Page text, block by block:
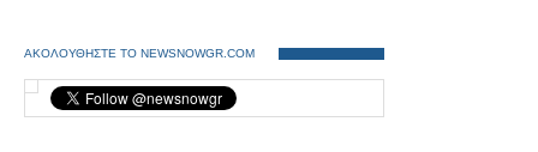
ΑΚΟΛΟΥΘΗΣΤΕ ΤΟ NEWSNOWGR.COM